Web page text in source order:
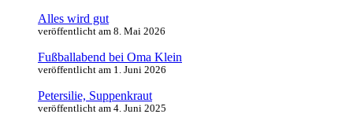
Alles wird gut
veröffentlicht am 8. Mai 2026
Fußballabend bei Oma Klein
veröffentlicht am 1. Juni 2026
Petersilie, Suppenkraut
veröffentlicht am 4. Juni 2025